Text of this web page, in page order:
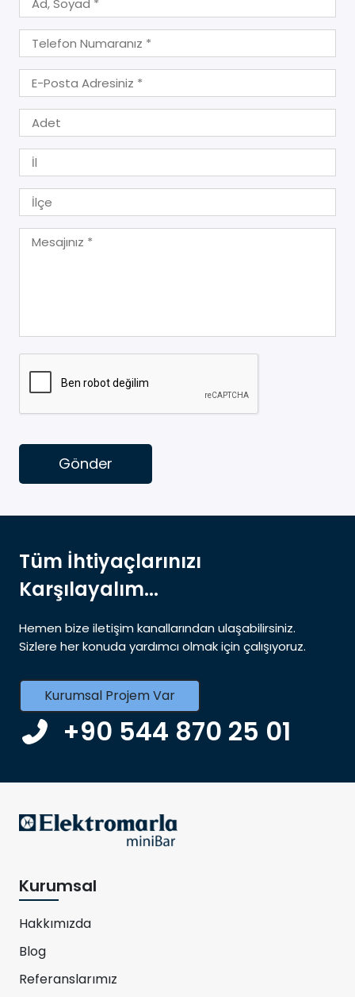
Gönder
Tüm İhtiyaçlarınızı
Karşılayalım...
Hemen bize iletişim kanallarından ulaşabilirsiniz.
Sizlere her konuda yardımcı olmak için çalışıyoruz.
Kurumsal Projem Var
+90 544 870 25 01
Kurumsal
Hakkımızda
Blog
Referanslarımız